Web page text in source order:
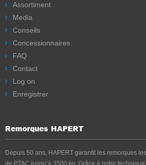
Assortiment
Media
Conseils
Concessionnaires
FAQ
Contact
Log on
Enregistrer
Remorques HAPERT
Depuis 50 ans, HAPERT garantit les remorques
de PTAC jusqu’à 3500 kg. Grâce à notre